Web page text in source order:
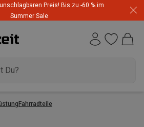
Preis! Bis zu -60 % im
Summer Sale
Fahrradteile